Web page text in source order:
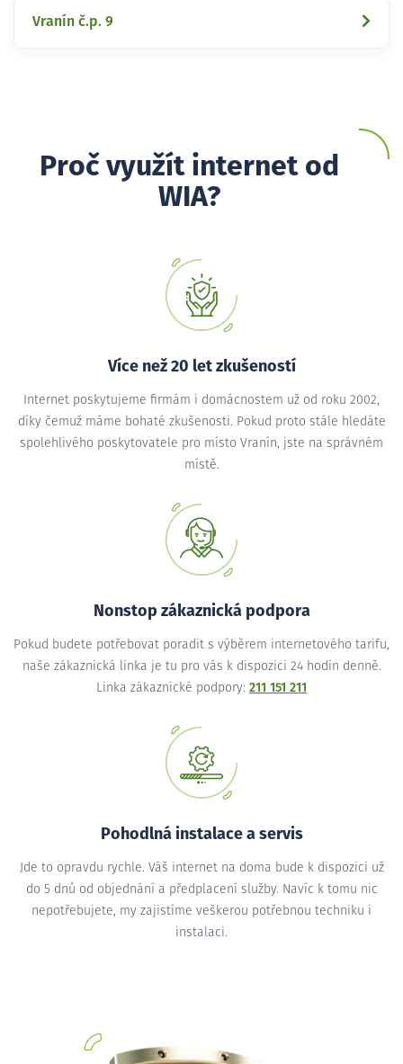
Vranín č.p. 9
Proč využít internet od
WIA?
Více než 20 let zkušeností
Internet poskytujeme firmám i domácnostem už od roku 2002,
díky čemuž máme bohaté zkušenosti. Pokud proto stále hledáte
spolehlivého poskytovatele pro místo Vranín, jste na správném
místě.
Nonstop zákaznická podpora
Pokud budete potřebovat poradit s výběrem internetového tarifu,
naše zákaznická linka je tu pro vás k dispozici 24 hodin denně.
Linka zákaznické podpory: 211 151 211
Pohodlná instalace a servis
Jde to opravdu rychle. Váš internet na doma bude k dispozici už
do 5 dnů od objednání a předplacení služby. Navíc k tomu nic
nepotřebujete, my zajistíme veškerou potřebnou techniku i
instalaci.